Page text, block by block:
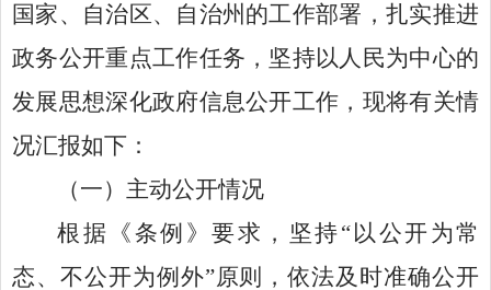
国家、自治区、自治州的工作部署，扎实推进
政务公开重点工作任务，坚持以人民为中心的
发展思想深化政府信息公开工作，现将有关情
况汇报如下：
（一）主动公开情况
根据《条例》要求，坚持“以公开为常
态、不公开为例外”原则，依法及时准确公开